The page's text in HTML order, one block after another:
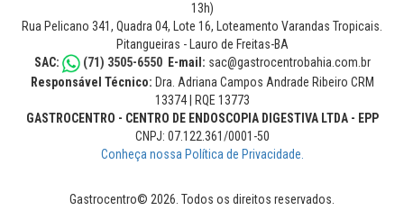
13h)
Rua Pelicano 341, Quadra 04, Lote 16, Loteamento Varandas Tropicais.
Pitangueiras - Lauro de Freitas-BA
SAC:
(71) 3505-6550 E-mail: sac@gastrocentrobahia.com.br
Responsável Técnico: Dra. Adriana Campos Andrade Ribeiro CRM
13374 | RQE 13773
GASTROCENTRO - CENTRO DE ENDOSCOPIA DIGESTIVA LTDA - EPP
CNPJ: 07.122.361/0001-50
Conheça nossa Política de Privacidade.
Gastrocentro© 2026. Todos os direitos reservados.